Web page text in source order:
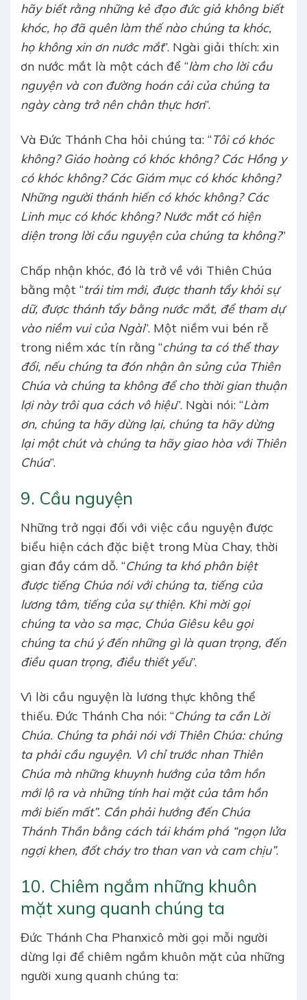
hãy biết rằng những kẻ đạo đức giả không biết
khóc, họ đã quên làm thế nào chúng ta khóc,
họ không xin ơn nước mắt”. Ngài giải thích: xin
ơn nước mắt là một cách để “làm cho lời cầu
nguyện và con đường hoán cải của chúng ta
ngày càng trở nên chân thực hơn”.
Và Đức Thánh Cha hỏi chúng ta: “Tôi có khóc
không? Giáo hoàng có khóc không? Các Hồng y
có khóc không? Các Giám mục có khóc không?
Những người thánh hiến có khóc không? Các
Linh mục có khóc không? Nước mắt có hiện
diện trong lời cầu nguyện của chúng ta không?”
Chấp nhận khóc, đó là trở về với Thiên Chúa
bằng một “trái tim mới, được thanh tẩy khỏi sự
dữ, được thánh tẩy bằng nước mắt, để tham dự
vào niềm vui của Ngài”. Một niềm vui bén rễ
trong niềm xác tín rằng “chúng ta có thể thay
đổi, nếu chúng ta đón nhận ân sủng của Thiên
Chúa và chúng ta không để cho thời gian thuận
lợi này trôi qua cách vô hiệu”. Ngài nói: “Làm
ơn, chúng ta hãy dừng lại, chúng ta hãy dừng
lại một chút và chúng ta hãy giao hòa với Thiên
Chúa”.
9. Cầu nguyện
Những trở ngại đối với việc cầu nguyện được
biểu hiện cách đặc biệt trong Mùa Chay, thời
gian đầy cám dỗ. “Chúng ta khó phân biệt
được tiếng Chúa nói với chúng ta, tiếng của
lương tâm, tiếng của sự thiện. Khi mời gọi
chúng ta vào sa mạc, Chúa Giêsu kêu gọi
chúng ta chú ý đến những gì là quan trọng, đến
điều quan trọng, điều thiết yếu”.
Vì lời cầu nguyện là lương thực không thể
thiếu. Đức Thánh Cha nói: “Chúng ta cần Lời
Chúa. Chúng ta phải nói với Thiên Chúa: chúng
ta phải cầu nguyện. Vì chỉ trước nhan Thiên
Chúa mà những khuynh hướng của tâm hồn
mới lộ ra và những tính hai mặt của tâm hồn
mới biến mất”. Cần phải hướng đến Chúa
Thánh Thần bằng cách tái khám phá “ngọn lửa
ngợi khen, đốt cháy tro than van và cam chịu”.
10. Chiêm ngắm những khuôn
mặt xung quanh chúng ta
Đức Thánh Cha Phanxicô mời gọi mỗi người
dừng lại để chiêm ngắm khuôn mặt của những
người xung quanh chúng ta: